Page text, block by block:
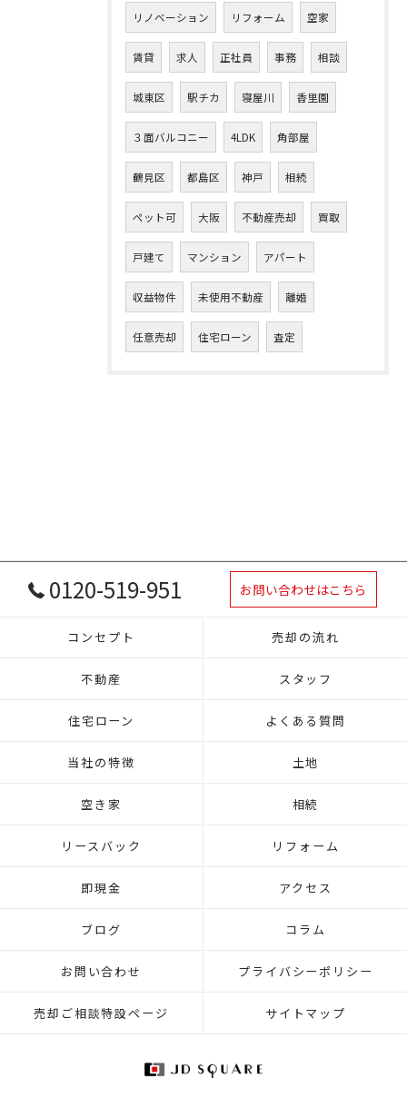
リノベーション リフォーム 空家
賃貸 求人 正社員 事務 相談
城東区 駅チカ 寝屋川 香里園
３面バルコニー 4LDK 角部屋
鶴見区 都島区 神戸 相続
ペット可 大阪 不動産売却 買取
戸建て マンション アパート
収益物件 未使用不動産 離婚
任意売却 住宅ローン 査定
0120-519-951 お問い合わせはこちら
コンセプト 売却の流れ
不動産 スタッフ
住宅ローン よくある質問
当社の特徴 土地
空き家 相続
リースバック リフォーム
即現金 アクセス
ブログ コラム
お問い合わせ プライバシーポリシー
売却ご相談特設ページ サイトマップ